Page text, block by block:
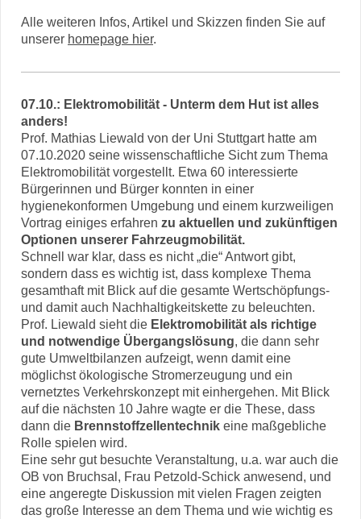
Alle weiteren Infos, Artikel und Skizzen finden Sie auf
unserer homepage hier.
07.10.: Elektromobilität - Unterm dem Hut ist alles
anders!
Prof. Mathias Liewald von der Uni Stuttgart hatte am
07.10.2020 seine wissenschaftliche Sicht zum Thema
Elektromobilität vorgestellt. Etwa 60 interessierte
Bürgerinnen und Bürger konnten in einer
hygienekonformen Umgebung und einem kurzweiligen
Vortrag einiges erfahren zu aktuellen und zukünftigen
Optionen unserer Fahrzeugmobilität.
Schnell war klar, dass es nicht „die“ Antwort gibt,
sondern dass es wichtig ist, dass komplexe Thema
gesamthaft mit Blick auf die gesamte Wertschöpfungs-
und damit auch Nachhaltigkeitskette zu beleuchten.
Prof. Liewald sieht die Elektromobilität als richtige
und notwendige Übergangslösung, die dann sehr
gute Umweltbilanzen aufzeigt, wenn damit eine
möglichst ökologische Stromerzeugung und ein
vernetztes Verkehrskonzept mit einhergehen. Mit Blick
auf die nächsten 10 Jahre wagte er die These, dass
dann die Brennstoffzellentechnik eine maßgebliche
Rolle spielen wird.
Eine sehr gut besuchte Veranstaltung, u.a. war auch die
OB von Bruchsal, Frau Petzold-Schick anwesend, und
eine angeregte Diskussion mit vielen Fragen zeigten
das große Interesse an dem Thema und wie wichtig es